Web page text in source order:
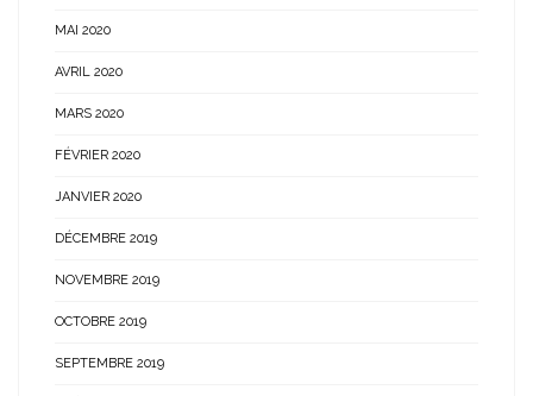
MAI 2020
AVRIL 2020
MARS 2020
FÉVRIER 2020
JANVIER 2020
DÉCEMBRE 2019
NOVEMBRE 2019
OCTOBRE 2019
SEPTEMBRE 2019